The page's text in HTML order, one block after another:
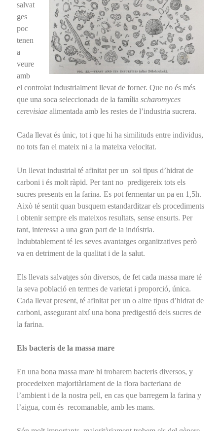
salvat
ges
poc
tenen
a
veure
amb
el controlat industrialment llevat de forner. Que no és més
que una soca seleccionada de la família scharomyces
cerevisiae alimentada amb les restes de l’industria sucrera.
Cada llevat és únic, tot i que hi ha similituds entre individus,
no tots fan el mateix ni a la mateixa velocitat.
Un llevat industrial té afinitat per un sol tipus d’hidrat de
carboni i és molt ràpid. Per tant no predigereix tots els
sucres presents en la farina. Es pot fermentar un pa en 1,5h.
Això té sentit quan busquem estandarditzar els procediments
i obtenir sempre els mateixos resultats, sense ensurts. Per
tant, interessa a una gran part de la indústria.
Indubtablement té les seves avantatges organitzatives però
va en detriment de la qualitat i de la salut.
Els llevats salvatges són diversos, de fet cada massa mare té
la seva població en termes de varietat i proporció, única.
Cada llevat present, té afinitat per un o altre tipus d’hidrat de
carboni, assegurant així una bona predigestió dels sucres de
la farina.
Els bacteris de la massa mare
En una bona massa mare hi trobarem bacteris diversos, y
procedeixen majoritàriament de la flora bacteriana de
l’ambient i de la nostra pell, en cas que barregem la farina y
l’aigua, com és recomanable, amb les mans.